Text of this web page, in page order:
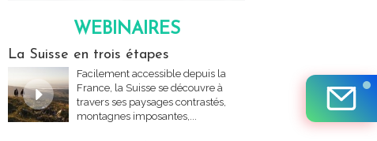
WEBINAIRES
La Suisse en trois étapes
Facilement accessible depuis la
France, la Suisse se découvre à
travers ses paysages contrastés,
montagnes imposantes,...